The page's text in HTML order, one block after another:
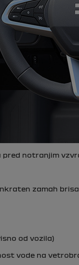
notranjim
zamah
od vozila)
vode na